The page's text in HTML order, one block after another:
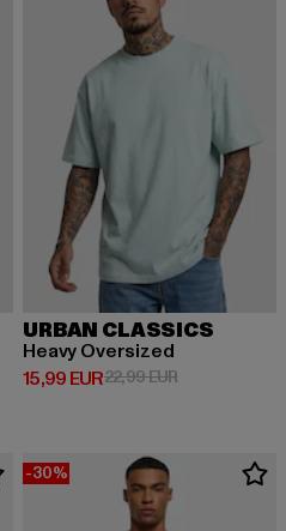
22,99 EUR
URBAN CLASSICS
Heavy Oversized
15,99 EUR
Derzeitiger Preis: 15,99 EUR
22,99 EURAktionspreis:
-30%